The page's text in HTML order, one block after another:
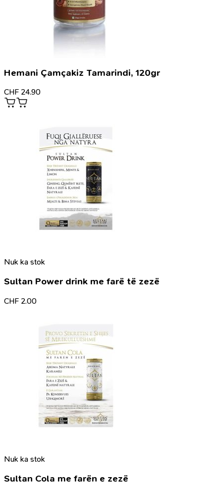
Hemani Çamçakiz Tamarindi, 120gr
CHF 24.90
Nuk ka stok
Sultan Power drink me farë të zezë
CHF 2.00
Nuk ka stok
Sultan Cola me farën e zezë